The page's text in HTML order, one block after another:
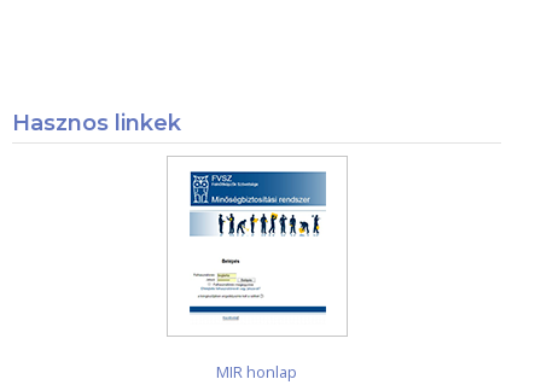
Hasznos linkek
MIR honlap